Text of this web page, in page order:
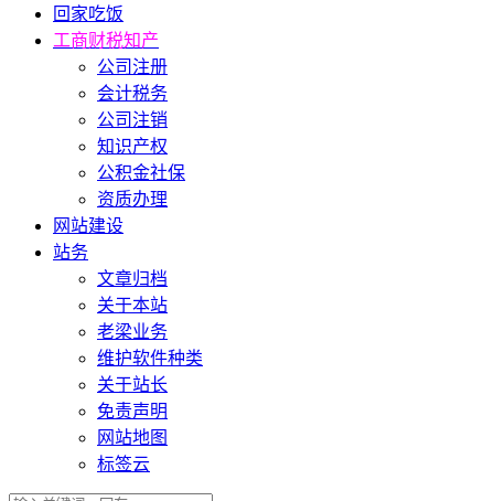
回家吃饭
工商财税知产
公司注册
会计税务
公司注销
知识产权
公积金社保
资质办理
网站建设
站务
文章归档
关于本站
老梁业务
维护软件种类
关于站长
免责声明
网站地图
标签云